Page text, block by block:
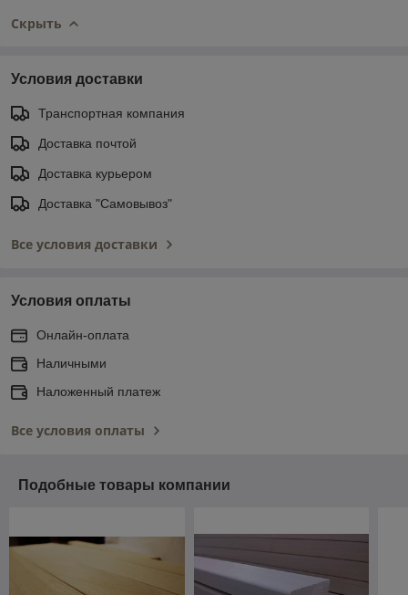
Скрыть
Условия доставки
Транспортная компания
Доставка почтой
Доставка курьером
Доставка "Самовывоз"
Все условия доставки
Условия оплаты
Онлайн-оплата
Наличными
Наложенный платеж
Все условия оплаты
Подобные товары компании